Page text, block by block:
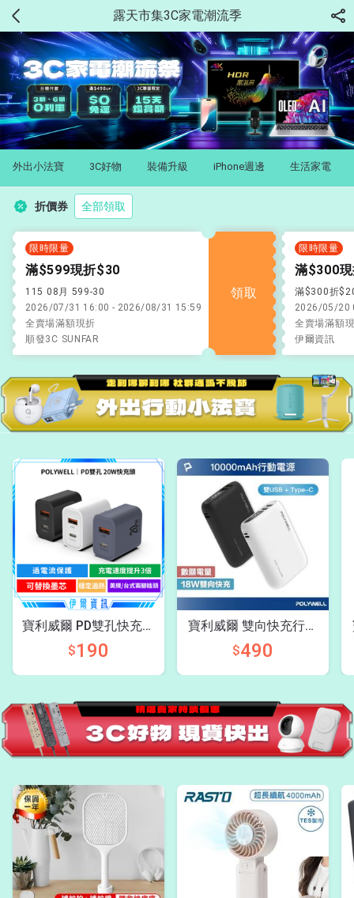
露天市集3C家電潮流季
外出小法寶 3C好物 裝備升級 iPhone週邊 生活家電
折價券 全部領取
限時限量
滿$599現折$30
115 08月 599-30
2026/07/31 16:00 - 2026/08/31 15:59
全賣場滿額現折
順發3C SUNFAR
領取
限時限量
滿$300
滿$300折
2026/05/20
全賣場滿額
伊爾資訊
寶利威爾 PD雙孔快充頭
20W
$190
寶利威爾 雙向快充行動
電源10000mAh
$490